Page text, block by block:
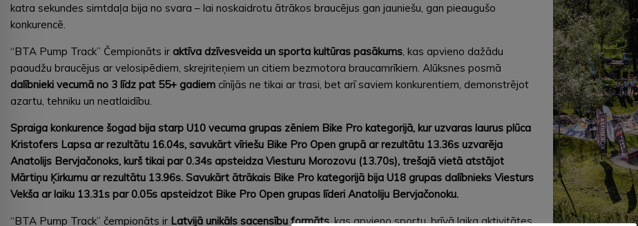
katra sekundes simtdaļa bija no svara – lai noskaidrotu ātrākos braucējus gan jauniešu, gan pieaugušo
konkurencē.
“BTA Pump Track” Čempionāts ir aktīva dzīvesveida un sporta kultūras pasākums, kas apvieno dažādu
paaudžu braucējus ar velosipēdiem, skrejriteņiem un citiem bezmotora braucamrīkiem. Alūksnes posmā
dalībnieki vecumā no 3 līdz pat 55+ gadiem cīnījās ne tikai ar trasi, bet arī saviem konkurentiem, demonstrējot
azartu, tehniku un neatlaidību.
Spraiga konkurence šogad bija starp U10 vecuma grupas zēniem Bike Pro kategorijā, kur uzvaras laurus plūca
Kristofers Lapsa ar rezultātu 16.04s, savukārt vīriešu Bike Pro Open grupā ar rezultātu 13.36s uzvarēja
Anatolijs Bervjačonoks, kurš tikai par 0.34s apsteidza Viesturu Morozovu (13.70s), trešajā vietā atstājot
Mārtiņu Ķirkumu ar rezultātu 13.96s. Savukārt ātrākais Bike Pro kategorijā bija U18 grupas dalībnieks Viesturs
Vekša ar laiku 13.31s par 0.05s apsteidzot Bike Pro Open grupas līderi Anatoliju Bervjačonoku.
“BTA Pump Track” čempionāts ir Latvijā unikāls sacensību formāts, kas apvieno sportu, brīvā laika aktivitātes